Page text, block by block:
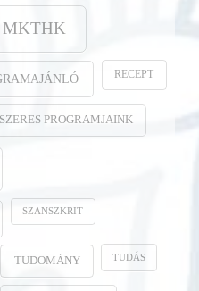
MKTHK
RECEPT
PROGRAMJAINK
SZANSZKRIT
TUDOMÁNY TUDÁS